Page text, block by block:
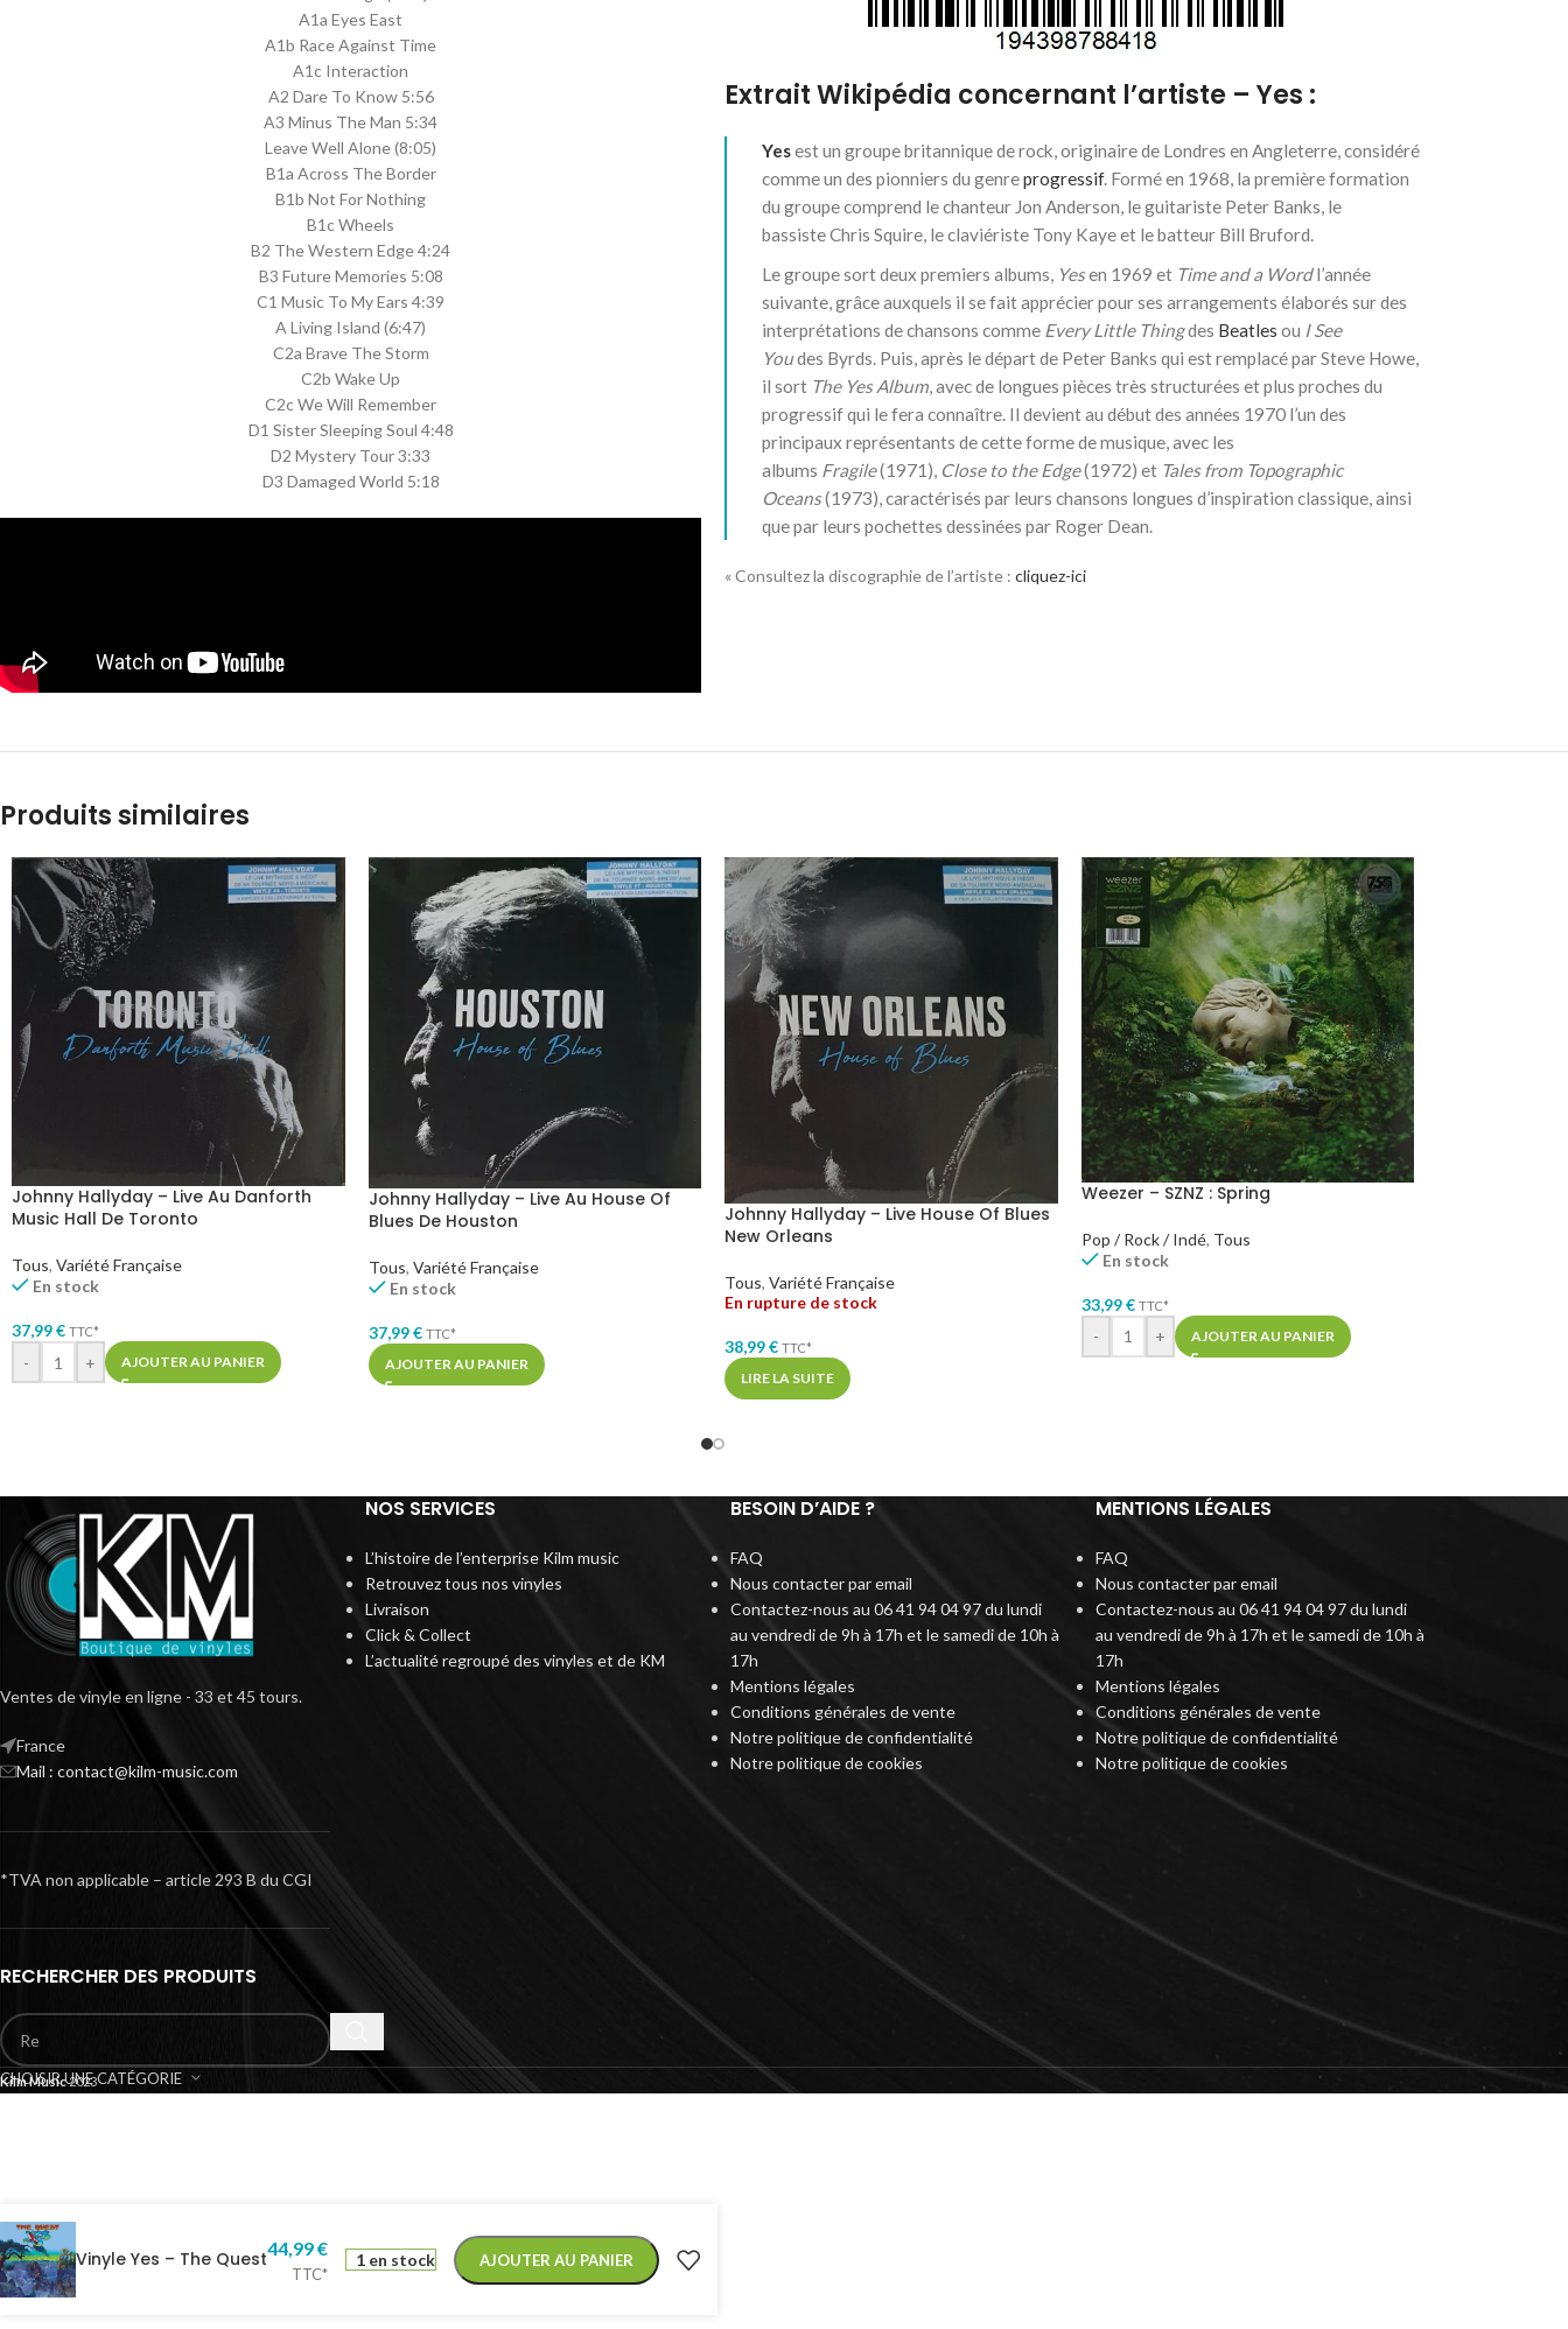
A1a Eyes East
A1b Race Against Time
A1c Interaction
A2 Dare To Know 5:56
A3 Minus The Man 5:34
Leave Well Alone (8:05)
B1a Across The Border
B1b Not For Nothing
B1c Wheels
B2 The Western Edge 4:24
B3 Future Memories 5:08
C1 Music To My Ears 4:39
A Living Island (6:47)
C2a Brave The Storm
C2b Wake Up
C2c We Will Remember
D1 Sister Sleeping Soul 4:48
D2 Mystery Tour 3:33
D3 Damaged World 5:18
Extrait Wikipédia concernant l’artiste – Yes :
Yesest un groupe britannique de rock, originaire de Londres en Angleterre, considéré
comme un des pionniers du genreprogressif. Formé en 1968, la première formation
du groupe comprend le chanteur Jon Anderson, le guitariste Peter Banks, le
bassiste Chris Squire, le claviériste Tony Kaye et le batteur Bill Bruford.
Le groupe sort deux premiers albums, Yesen 1969 et Time and a Wordl’année
suivante, grâce auxquels il se fait apprécier pour ses arrangements élaborés sur des
interprétations de chansons comme Every Little Thingdes Beatles ou I See
Youdes Byrds. Puis, après le départ de Peter Banks qui est remplacé par Steve Howe,
il sort The Yes Album, avec de longues pièces très structurées et plus proches du
progressif qui le fera connaître. Il devient au début des années 1970 l’un des
principaux représentants de cette forme de musique, avec les
albums Fragile(1971), Close to the Edge(1972) et Tales from Topographic
Oceans(1973), caractérisés par leurs chansons longues d’inspiration classique, ainsi
que par leurs pochettes dessinées par Roger Dean.
« Consultez la discographie de l’artiste : cliquez-ici
Produits similaires
Johnny Hallyday – Live Au Danforth
Music Hall De Toronto
Tous, Variété Française
En stock
37,99€ TTC*
- + AJOUTER AU PANIER
Johnny Hallyday – Live Au House Of
Blues De Houston
Tous, Variété Française
En stock
37,99€ TTC*
AJOUTER AU PANIER
Johnny Hallyday – Live House Of Blues
New Orleans
Tous, Variété Française
En rupture de stock
38,99€ TTC*
LIRE LA SUITE
Weezer – SZNZ : Spring
Pop / Rock / Indé, Tous
En stock
33,99€ TTC*
- + AJOUTER AU PANIER
Ventes de vinyle en ligne - 33 et 45 tours.
France
Mail : contact@kilm-music.com
*TVA non applicable – article 293 B du CGI
RECHERCHER DES PRODUITS
CHOISIR UNE CATÉGORIE
NOS SERVICES
L’histoire de l’enterprise Kilm music
Retrouvez tous nos vinyles
Livraison
Click & Collect
L’actualité regroupé des vinyles et de KM
BESOIN D’AIDE ?
FAQ
Nous contacter par email
Contactez-nous au 06 41 94 04 97 du lundi
au vendredi de 9h à 17h et le samedi de 10h à
17h
Mentions légales
Conditions générales de vente
Notre politique de confidentialité
Notre politique de cookies
MENTIONS LÉGALES
FAQ
Nous contacter par email
Contactez-nous au 06 41 94 04 97 du lundi
au vendredi de 9h à 17h et le samedi de 10h à
17h
Mentions légales
Conditions générales de vente
Notre politique de confidentialité
Notre politique de cookies
Kilm Music2023
Vinyle Yes – The Quest44,99€
TTC*
1 en stock AJOUTER AU PANIER